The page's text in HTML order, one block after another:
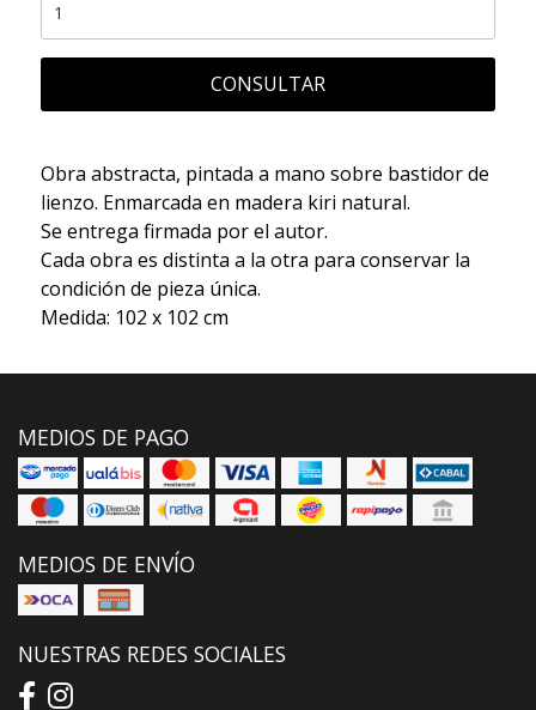
CONSULTAR
Obra abstracta, pintada a mano sobre bastidor de
lienzo. Enmarcada en madera kiri natural.
Se entrega firmada por el autor.
Cada obra es distinta a la otra para conservar la
condición de pieza única.
Medida: 102 x 102 cm
MEDIOS DE PAGO
MEDIOS DE ENVÍO
NUESTRAS REDES SOCIALES